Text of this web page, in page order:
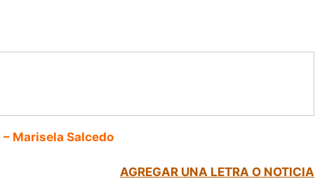
Marisela Salcedo
AGREGAR UNA LETRA O NOTICIA